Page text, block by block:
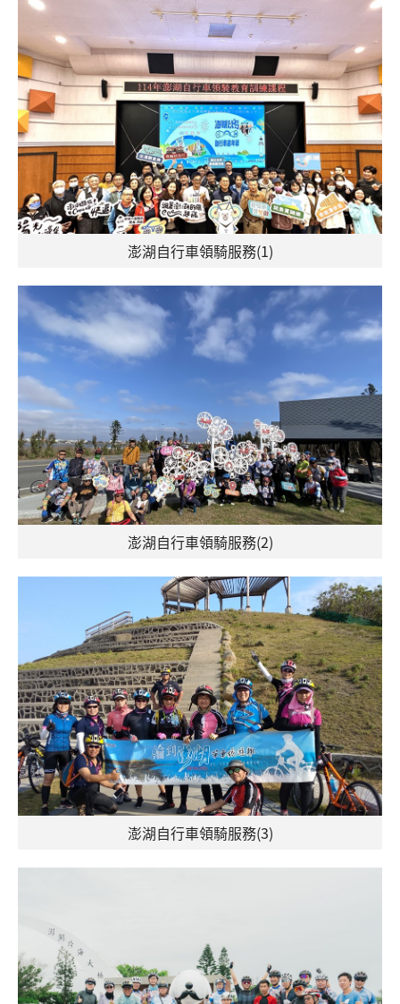
澎湖自行車領騎服務(1)
澎湖自行車領騎服務(2)
澎湖自行車領騎服務(3)